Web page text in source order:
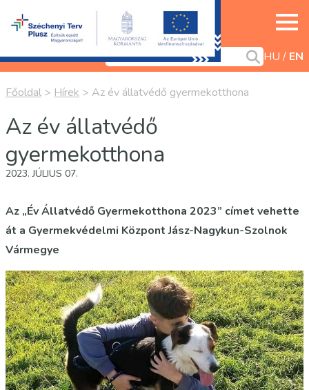
HU EN
Főoldal > Hírek > Az év állatvédő gyermekotthona
Az év állatvédő
gyermekotthona
2023. JÚLIUS 07.
Az „Év Állatvédő Gyermekotthona 2023” címet vehette
át a Gyermekvédelmi Központ Jász-Nagykun-Szolnok
Vármegye